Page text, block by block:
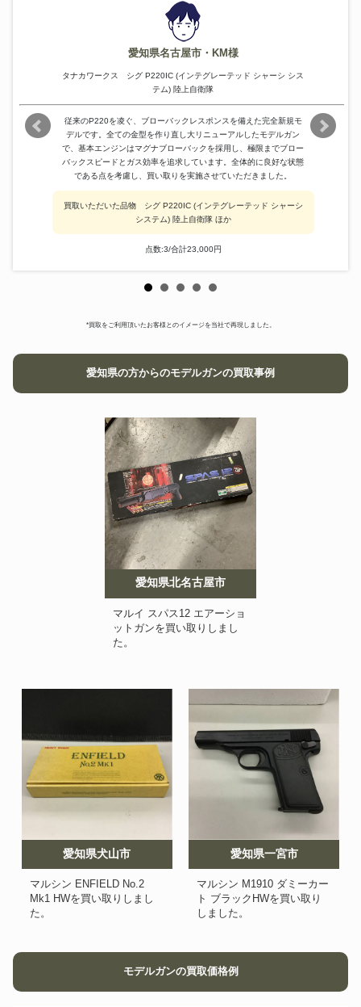
愛知県名古屋市・KM様
タナカワークス シグ P220IC (インテグレーテッド シャーシ シス
テム) 陸上自衛隊
従来のP220を凌ぐ、ブローバックレスポンスを備えた完全新規モ
デルです。全ての金型を作り直し大リニューアルしたモデルガン
で、基本エンジンはマグナブローバックを採用し、極限までブロー
バックスピードとガス効率を追求しています。全体的に良好な状態
である点を考慮し、買い取りを実施させていただきました。
買取いただいた品物 シグ P220IC (インテグレーテッド シャーシ
システム) 陸上自衛隊 ほか
点数:3/合計23,000円
*買取をご利用頂いたお客様とのイメージを当社で再現しました。
愛知県の方からのモデルガンの買取事例
愛知県北名古屋市
マルイ スパス12 エアーショ
ットガンを買い取りしまし
た。
愛知県犬山市
マルシン ENFIELD No.2
Mk1 HWを買い取りしまし
た。
愛知県一宮市
マルシン M1910 ダミーカー
ト ブラックHWを買い取り
しました。
モデルガンの買取価格例